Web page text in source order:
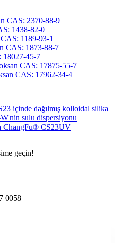
CAS: 2370-88-9
1438-82-0
1189-93-1
CAS: 1873-88-7
18027-45-7
CAS: 17875-55-7
CAS: 17962-34-4
içinde dağılmış kolloidal silika
sulu dispersiyonu
ChangFu® CS23UV
geçin!
0058